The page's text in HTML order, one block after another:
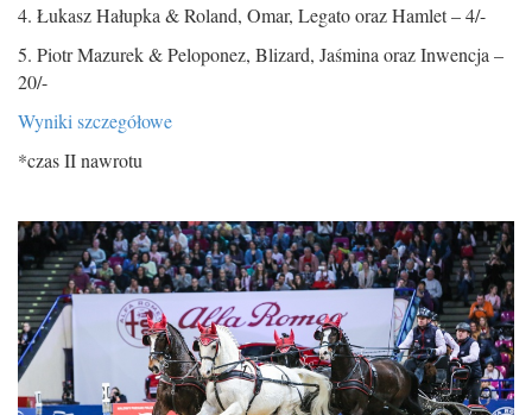
4. Łukasz Hałupka & Roland, Omar, Legato oraz Hamlet – 4/-
5. Piotr Mazurek & Peloponez, Blizard, Jaśmina oraz Inwencja –
20/-
Wyniki szczegółowe
*czas II nawrotu